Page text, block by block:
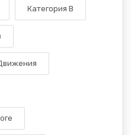
Категория В